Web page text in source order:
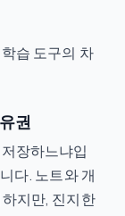
습 도구의 차
권
장하느냐입
다. 노트와 개
지만, 진지한